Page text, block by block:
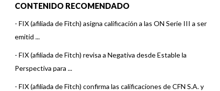
CONTENIDO RECOMENDADO
- FIX (afiliada de Fitch) asigna calificación a las ON Serie III a ser
emitid ...
- FIX (afiliada de Fitch) revisa a Negativa desde Estable la
Perspectiva para ...
- FIX (afiliada de Fitch) confirma las calificaciones de CFN S.A. y